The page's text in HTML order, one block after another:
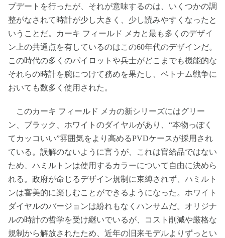
プデートを行ったが、それが意味するのは、いくつかの調
整がなされて時計が少し大きく、少し読みやすくなったと
いうことだ。カーキ フィールド メカと最も多くのデザイ
ン上の共通点を有しているのはこの60年代のデザインだ。
この時代の多くのパイロットや兵士がどこまでも機能的な
それらの時計を腕につけて務めを果たし、ベトナム戦争に
おいても数多く使用された。
このカーキ フィールド メカの新シリーズにはグリー
ン、ブラック、ホワイトのダイヤルがあり、“本物っぽく
てカッコいい”雰囲気をより高めるPVDケースが採用され
ている。誤解のないように言うが、これは官給品ではない
ため、ハミルトンは使用するカラーについて自由に決めら
れる。政府が命じるデザイン規制に束縛されず、ハミルト
ンは審美的に楽しむことができるようになった。ホワイト
ダイヤルのバージョンは紛れもなくハンサムだ。オリジナ
ルの時計の哲学を受け継いでいるが、コスト削減や厳格な
規制から解放されたため、近年の旧来モデルよりずっとい